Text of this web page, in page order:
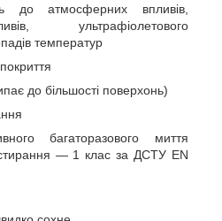
до атмосферних впливів,
ультрафіолетового
температур
до більшості поверхонь)
багаторазового миття
стирання — 1 клас за ДСТУ EN